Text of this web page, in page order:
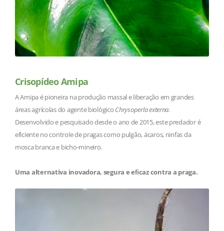
Crisopídeo Amipa
A Amipa é pioneira na produção massal e liberação em grandes
áreas agrícolas do agente biológico Chrysoperla externa.
Desenvolvido e pesquisado desde o ano de 2015, este predador é
eficiente no controle de pragas como pulgão, ácaros, ninfas da
mosca branca e bicho-mineiro.
Uma alternativa inovadora, segura e eﬁcaz contra a praga.